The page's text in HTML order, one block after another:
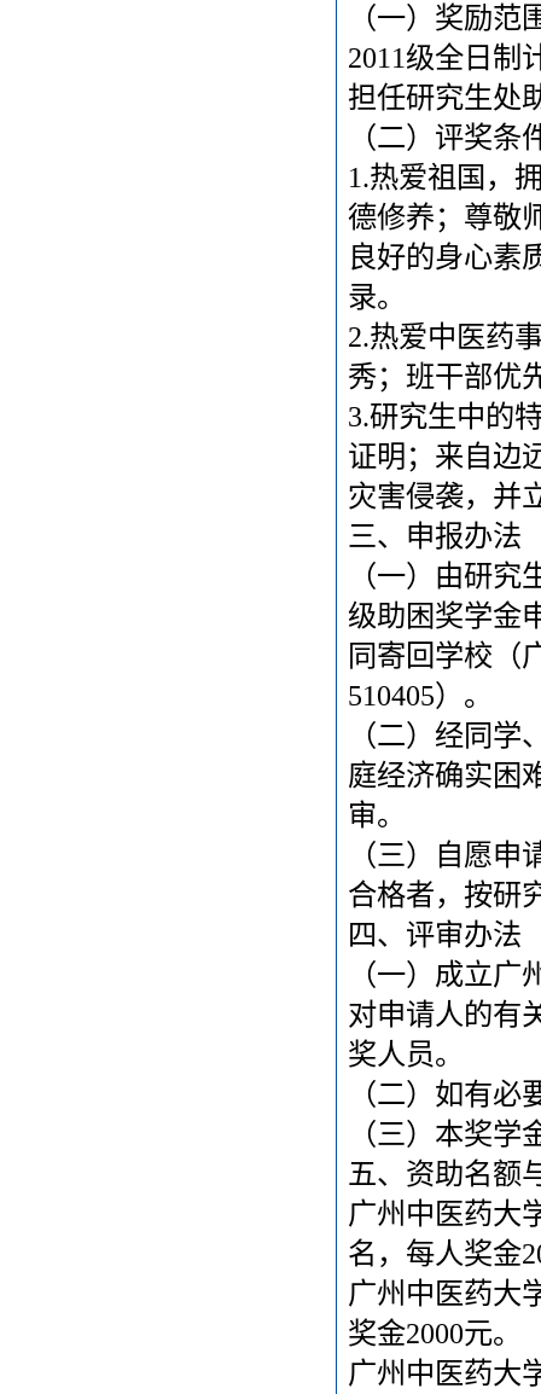
（一）奖励范
2011级全日制
担任研究生处
（二）评奖条
1.热爱祖国，
德修养；尊敬
良好的身心素
录。
2.热爱中医药
秀；班干部优
3.研究生中的
证明；来自边
灾害侵袭，并
三、申报办法
（一）由研
级助困奖学金
同寄回学校（
510405）。
（二）经同
庭经济确实困
审。
（三）自愿
合格者，按研
四、评审办法
（一）成立
对申请人的有
奖人员。
（二）如有必
（三）本奖
五、资助名额
广州中医药大
名，每人奖金
广州中医药大
奖金2000元。
广州中医药大